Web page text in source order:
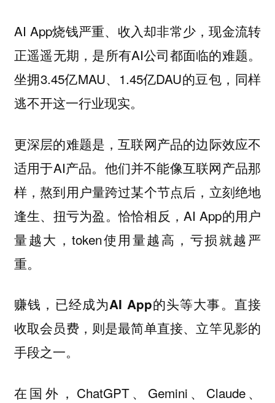
AI App烧钱严重、收入却非常少，现金流转
正遥遥无期，是所有AI公司都面临的难题。
坐拥3.45亿MAU、1.45亿DAU的豆包，同样
逃不开这一行业现实。
更深层的难题是，互联网产品的边际效应不
适用于AI产品。他们并不能像互联网产品那
样，熬到用户量跨过某个节点后，立刻绝地
逢生、扭亏为盈。恰恰相反，AI App的用户
量越大，token使用量越高，亏损就越严
重。
赚钱，已经成为AI App的头等大事。 直接
收取会员费，则是最简单直接、立竿见影的
手段之一。
在国外，ChatGPT、Gemini、Claude、